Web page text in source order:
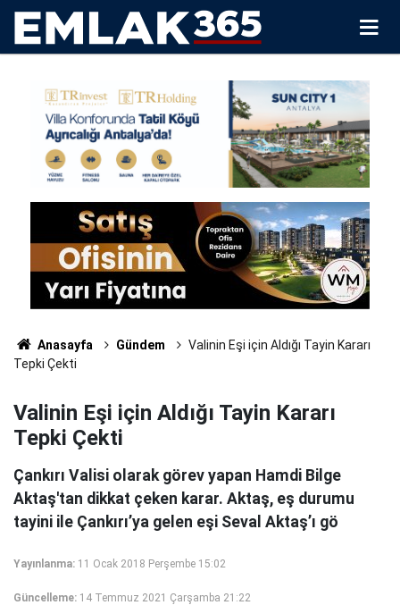
Anasayfa Gündem
Valinin Eşi için Aldığı Tayin Kararı
Tepki Çekti
Valinin Eşi için Aldığı Tayin Kararı
Tepki Çekti
Çankırı Valisi olarak görev yapan Hamdi Bilge
Aktaş'tan dikkat çeken karar. Aktaş, eş durumu
tayini ile Çankırı’ya gelen eşi Seval Aktaş’ı gö
Yayınlanma: 11 Ocak 2018 Perşembe 15:02
Güncelleme: 14 Temmuz 2021 Çarşamba 21:22